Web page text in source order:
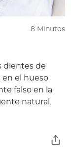
8 Minutos
dientes de
en el hueso
falso en la
natural.